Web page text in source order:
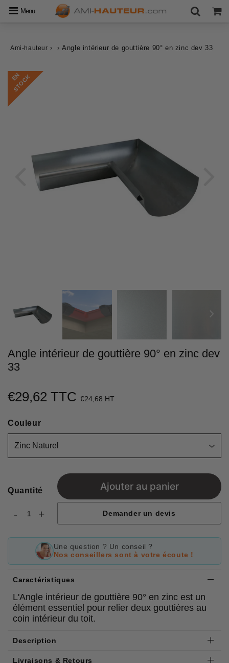
Menu
Ami-hauteur › › Angle intérieur de gouttière 90° en zinc dev 33
E
N
S
T
O
C
K
Angle intérieur de gouttière 90° en zinc dev
33
€29,62 TTC €24,68 HT
price
Couleur
Quantité
- +
Ajouter au panier
Demander un devis
Une question ? Un conseil ?
Nos conseillers sont à votre écoute !
Caractéristiques
L'Angle intérieur de gouttière 90° en zinc est un
élément essentiel pour relier deux gouttières au
coin intérieur du toit.
Description
Livraisons & Retours